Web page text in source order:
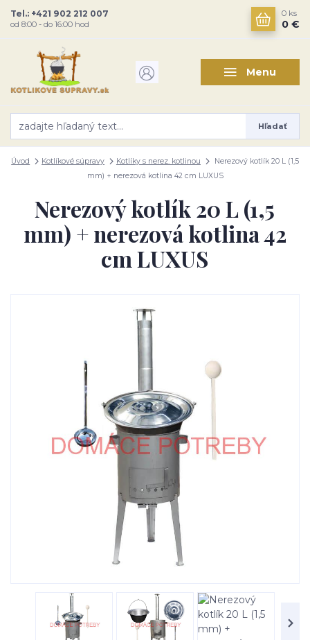
Menu
Hľadať
Tel.: +421 902 212 007
od 8:00 - do 16:00 hod
0 ks
0 €
Úvod Kotlíkové súpravy Kotlíky s nerez. kotlinou
Nerezový kotlík 20 L (1,5
mm) + nerezová kotlina 42 cm LUXUS
Nerezový kotlík 20 L (1,5
mm) + nerezová kotlina 42
cm LUXUS